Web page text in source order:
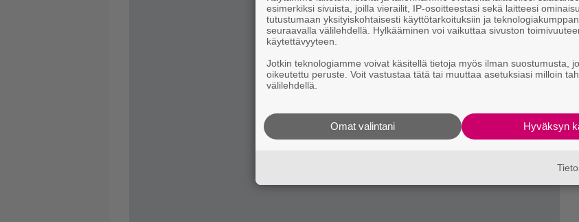
esimerkiksi sivuista, joilla vierailit, IP-osoitteestasi sekä laitteesi
tutustumaan yksityiskohtaisesti käyttötarkoituksiin ja
seuraavalla välilehdellä. Hylkääminen voi vaikuttaa sivuston
käytettävyyteen.
Jotkin teknologiamme voivat käsitellä tietoja myös ilman suostumusta,
oikeutettu peruste. Voit vastustaa tätä tai muuttaa asetuksiasi milloin
välilehdellä.
Hyväksyn
Omat valintani